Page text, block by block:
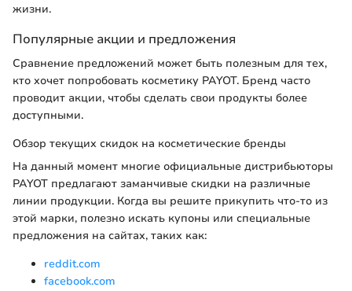
жизни.
Популярные акции и предложения
Сравнение предложений может быть полезным для тех,
кто хочет попробовать косметику PAYOT. Бренд часто
проводит акции, чтобы сделать свои продукты более
доступными.
Обзор текущих скидок на косметические бренды
На данный момент многие официальные дистрибьюторы
PAYOT предлагают заманчивые скидки на различные
линии продукции. Когда вы решите прикупить что-то из
этой марки, полезно искать купоны или специальные
предложения на сайтах, таких как:
reddit.com
facebook.com